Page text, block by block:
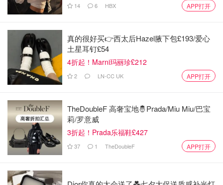
14 6 HBX APP打开
真的很好买👉西太后Hazel腋下包£193/爱心
土星耳钉£54
4折起！Marni玛丽珍£212
2 LN-CC UK APP打开
TheDoubleF 高奢宝地🤴Prada/Miu Miu/巴宝
莉/罗意威
3折起！Prada乐福鞋£427
37 1 TheDoubleF APP打开